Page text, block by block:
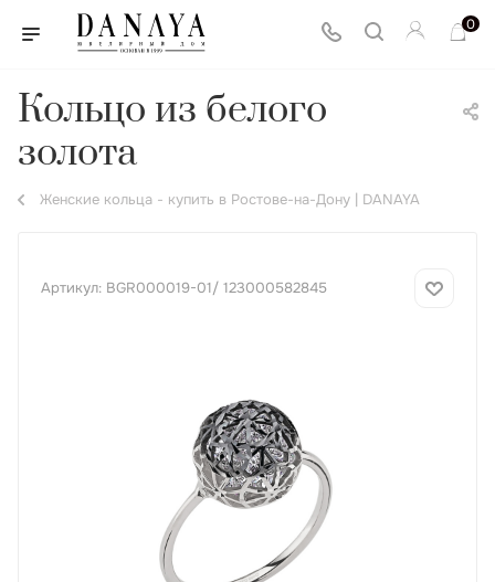
0
Кольцо из белого
золота
Женские кольца - купить в Ростове-на-Дону | DANAYA
Артикул: BGR000019-01/ 123000582845